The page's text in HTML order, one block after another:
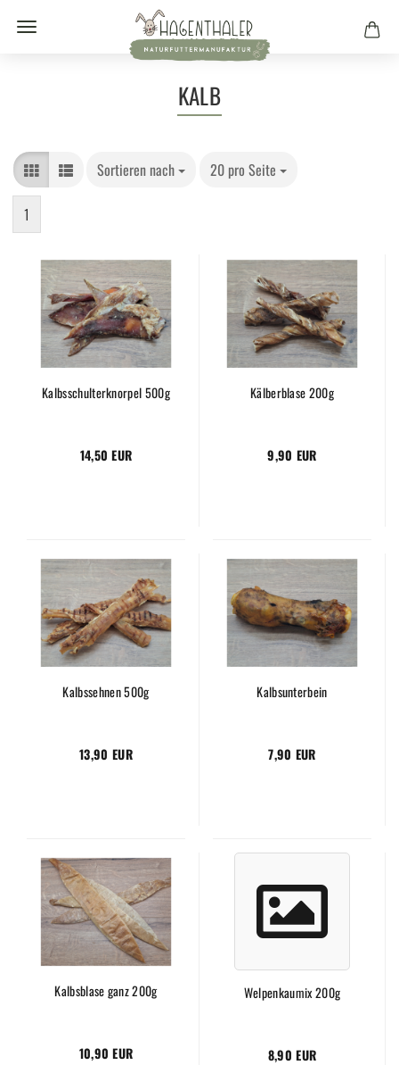
KALB
Sortieren nach 20 pro Seite
1
Kalbsschulterknorpel 500g
14,50 EUR
Kälberblase 200g
9,90 EUR
Kalbssehnen 500g
13,90 EUR
Kalbsunterbein
7,90 EUR
Kalbsblase ganz 200g
10,90 EUR
Welpenkaumix 200g
8,90 EUR